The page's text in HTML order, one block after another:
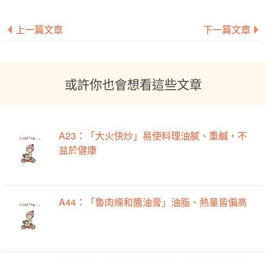
上一篇文章 下一篇文章
或許你也會想看這些文章
A23：「大火快炒」易使料理油膩、重鹹，不
益於健康
A44：「魯肉燥和醬油膏」油脂、熱量皆偏高